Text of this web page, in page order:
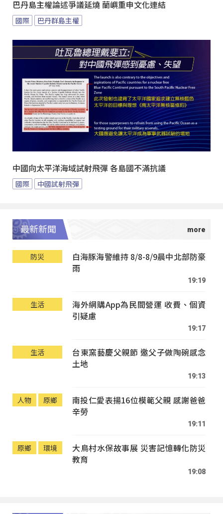
巴丹島主權論述爭議延燒 蘭嶼重申文化連結
國際 巴丹群島主權
中國向太平洋海域試射飛彈 各島國不滿抗議
國際 中國試射飛彈
最新新聞
防災
白海豚海警維持 8/8-8/9晨中北部防豪
雨
19:19
生活
海外網購App為民間營運 收費、個資
引疑慮
19:17
生活
台東窯藝慶父親節 邀父子做陶碗感念
土地
19:13
人物 原鄉
南投仁愛表揚16位模範父親 感謝爸爸
辛勞
19:11
原鄉 環境
大鳥村水保故事展 災害記憶轉化防災
教育
19:08